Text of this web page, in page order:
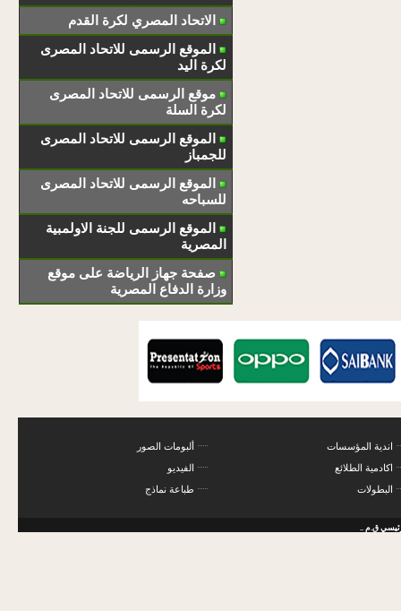
الاتحاد المصري لكرة القدم
الموقع الرسمى للاتحاد المصرى
لكرة اليد
موقع الرسمى للاتحاد المصرى
لكرة السلة
الموقع الرسمى للاتحاد المصرى
للجمباز
الموقع الرسمى للاتحاد المصرى
للسباحه
الموقع الرسمى للجنة الاولمبية
المصرية
صفحة جهاز الرياضة على موقع
وزارة الدفاع المصرية
ألبومات الصور
الفيديو
طباعة نماذج
اندية المؤسسات
اكادمية الطلائع
البطولات